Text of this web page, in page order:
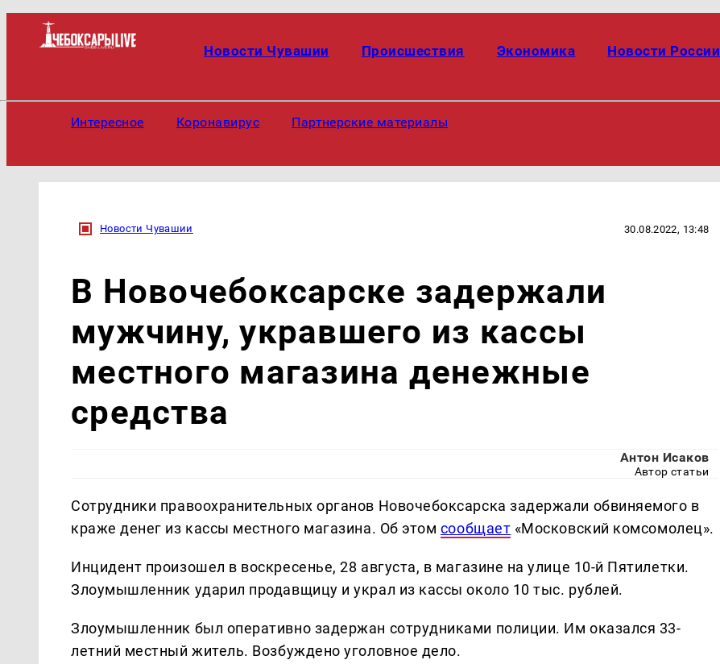
Новости Чувашии Происшествия Экономика Новости России
Интересное Коронавирус Партнерские материалы
Новости Чувашии 30.08.2022, 13:48
В Новочебоксарске задержали
мужчину, укравшего из кассы
местного магазина денежные
средства
Антон Исаков
Автор статьи
Сотрудники правоохранительных органов Новочебоксарска задержали обвиняемого в
краже денег из кассы местного магазина. Об этом сообщает «Московский комсомолец».
Инцидент произошел в воскресенье, 28 августа, в магазине на улице 10-й Пятилетки.
Злоумышленник ударил продавщицу и украл из кассы около 10 тыс. рублей.
Злоумышленник был оперативно задержан сотрудниками полиции. Им оказался 33-
летний местный житель. Возбуждено уголовное дело.